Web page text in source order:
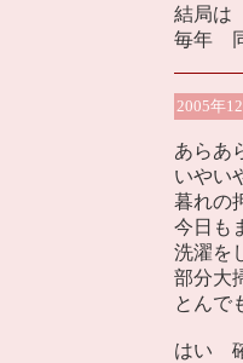
結局は
毎年
2005年
あらあ
いやい
暮れの
今日も
洗濯を
部分大
とんで
はい